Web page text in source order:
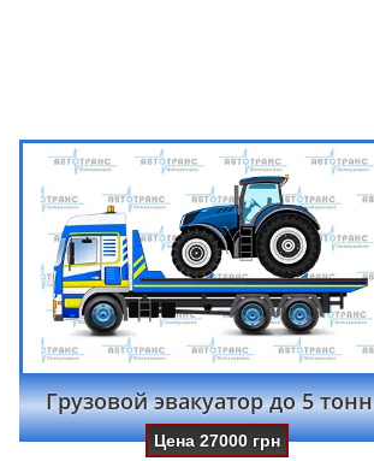
Грузовой эвакуатор до 5 тонн
Цена27000 грн